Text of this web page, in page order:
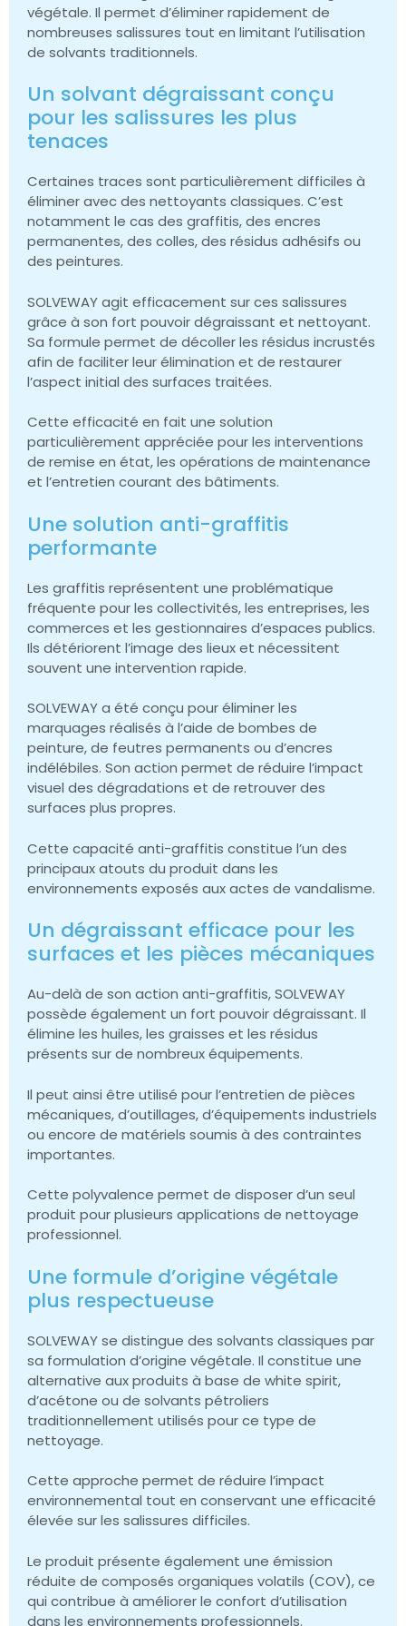
végétale. Il permet d’éliminer rapidement de
nombreuses salissures tout en limitant l’utilisation
de solvants traditionnels.
Un solvant dégraissant conçu
pour les salissures les plus
tenaces
Certaines traces sont particulièrement difficiles à
éliminer avec des nettoyants classiques. C’est
notamment le cas des graffitis, des encres
permanentes, des colles, des résidus adhésifs ou
des peintures.
SOLVEWAY agit efficacement sur ces salissures
grâce à son fort pouvoir dégraissant et nettoyant.
Sa formule permet de décoller les résidus incrustés
afin de faciliter leur élimination et de restaurer
l’aspect initial des surfaces traitées.
Cette efficacité en fait une solution
particulièrement appréciée pour les interventions
de remise en état, les opérations de maintenance
et l’entretien courant des bâtiments.
Une solution anti-graffitis
performante
Les graffitis représentent une problématique
fréquente pour les collectivités, les entreprises, les
commerces et les gestionnaires d’espaces publics.
Ils détériorent l’image des lieux et nécessitent
souvent une intervention rapide.
SOLVEWAY a été conçu pour éliminer les
marquages réalisés à l’aide de bombes de
peinture, de feutres permanents ou d’encres
indélébiles. Son action permet de réduire l’impact
visuel des dégradations et de retrouver des
surfaces plus propres.
Cette capacité anti-graffitis constitue l’un des
principaux atouts du produit dans les
environnements exposés aux actes de vandalisme.
Un dégraissant efficace pour les
surfaces et les pièces mécaniques
Au-delà de son action anti-graffitis, SOLVEWAY
possède également un fort pouvoir dégraissant. Il
élimine les huiles, les graisses et les résidus
présents sur de nombreux équipements.
Il peut ainsi être utilisé pour l’entretien de pièces
mécaniques, d’outillages, d’équipements industriels
ou encore de matériels soumis à des contraintes
importantes.
Cette polyvalence permet de disposer d’un seul
produit pour plusieurs applications de nettoyage
professionnel.
Une formule d’origine végétale
plus respectueuse
SOLVEWAY se distingue des solvants classiques par
sa formulation d’origine végétale. Il constitue une
alternative aux produits à base de white spirit,
d’acétone ou de solvants pétroliers
traditionnellement utilisés pour ce type de
nettoyage.
Cette approche permet de réduire l’impact
environnemental tout en conservant une efficacité
élevée sur les salissures difficiles.
Le produit présente également une émission
réduite de composés organiques volatils (COV), ce
qui contribue à améliorer le confort d’utilisation
dans les environnements professionnels.